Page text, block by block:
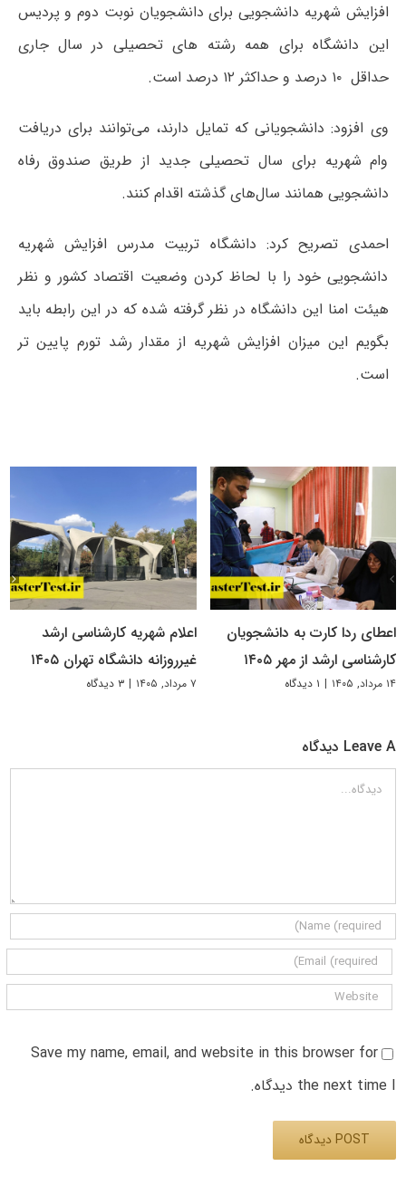
افزایش شهریه دانشجویی برای دانشجویان نوبت دوم و پردیس
این دانشگاه برای همه رشته های تحصیلی در سال جاری
حداقل ۱۰ درصد و حداکثر ۱۲ درصد است.
وی افزود: دانشجویانی که تمایل دارند، می‌توانند برای دریافت
وام شهریه برای سال تحصیلی جدید از طریق صندوق رفاه
دانشجویی همانند سال‌های گذشته اقدام کنند.
احمدی تصریح کرد: دانشگاه تربیت مدرس افزایش شهریه
دانشجویی خود را با لحاظ کردن وضعیت اقتصاد کشور و نظر
هیئت امنا این دانشگاه در نظر گرفته شده که در این رابطه باید
بگویم این میزان افزایش شهریه از مقدار رشد تورم پایین تر
است.
اعطای ردا کارت به دانشجویان
کارشناسی ارشد از مهر ۱۴۰۵
۱۴ مرداد, ۱۴۰۵ | ۱ دیدگاه
اعلام شهریه کارشناسی ارشد
غیرروزانه دانشگاه تهران ۱۴۰۵
۷ مرداد, ۱۴۰۵ | ۳ دیدگاه
Leave A دیدگاه
دیدگاه
Save my name, email, and website in this browser for
the next time I دیدگاه.